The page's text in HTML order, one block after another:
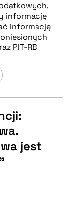
informację
informację
PIT-RB
jest